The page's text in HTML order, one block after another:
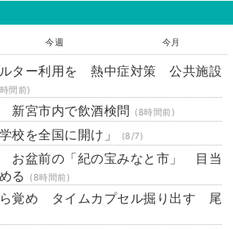
今週 今月
ルター利用を 熱中症対策 公共施設
間前)
新宮市内で飲酒検問 (8時間前)
校を全国に開け」 (8/7)
お盆前の「紀の宝みなと市」 目当
る
(8時間前)
覚め タイムカプセル掘り出す 尾